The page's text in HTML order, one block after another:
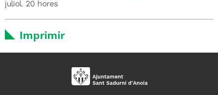
juliol. 20 hores
Imprimir